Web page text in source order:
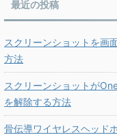
最近の投稿
スクリーンショットを画
方法
スクリーンショットが
を解除する方法
骨伝導ワイヤレスヘッド